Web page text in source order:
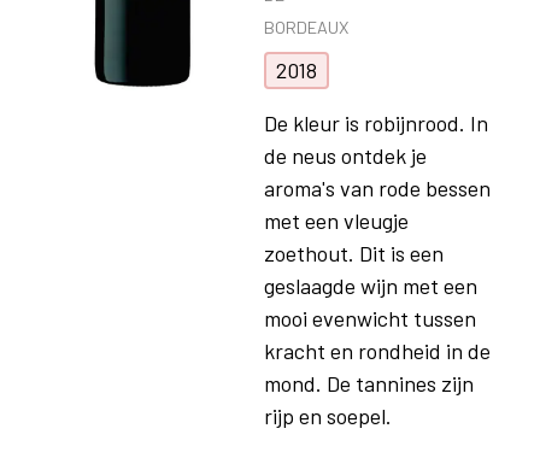
BORDEAUX
2018
De kleur is robijnrood. In
de neus ontdek je
aroma's van rode bessen
met een vleugje
zoethout. Dit is een
geslaagde wijn met een
mooi evenwicht tussen
kracht en rondheid in de
mond. De tannines zijn
rijp en soepel.